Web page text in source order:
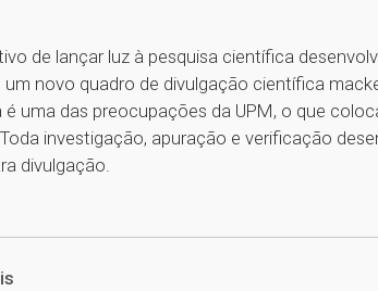
de lançar luz à pesquisa científica
um novo quadro de divulgação científica
é uma das preocupações da UPM, o que
investigação, apuração e verificação
divulgação.